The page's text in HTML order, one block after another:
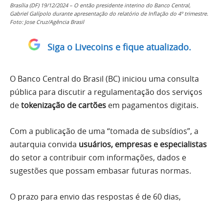
Brasília (DF) 19/12/2024 – O então presidente interino do Banco Central,
Gabriel Galípolo durante apresentação do relatório de Inflação do 4º trimestre.
Foto: Jose Cruz/Agência Brasil
Siga o Livecoins e fique atualizado.
O Banco Central do Brasil (BC) iniciou uma consulta
pública para discutir a regulamentação dos serviços
detokenização de cartões em pagamentos digitais.
Com a publicação de uma “tomada de subsídios”, a
autarquia convida usuários, empresas e especialistas
do setor a contribuir com informações, dados e
sugestões que possam embasar futuras normas.
O prazo para envio das respostas é de 60 dias,